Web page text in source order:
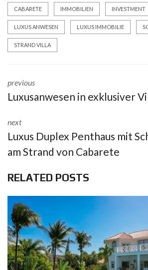
CABARETE IMMOBILIEN INVESTMENT
LUXUS ANWESEN LUXUS IMMOBILIE
STRAND VILLA
previous
Luxusanwesen in exklusiver
next
Luxus Duplex Penthaus mit
am Strand von Cabarete
RELATED POSTS